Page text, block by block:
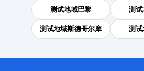
测试地域巴黎 测试
测试地域斯德哥尔摩 测试